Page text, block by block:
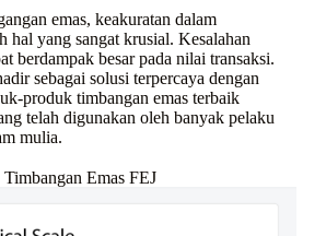
emas, keakuratan dalam
hal yang sangat krusial. Kesalahan
berdampak besar pada nilai transaksi.
sebagai solusi terpercaya dengan
produk timbangan emas terbaik
telah digunakan oleh banyak pelaku
mulia.
Timbangan Emas FEJ